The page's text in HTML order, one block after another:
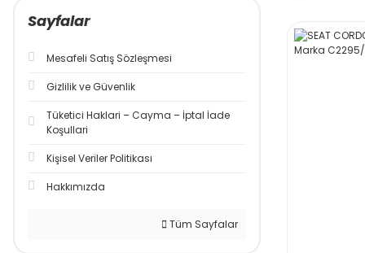
CONTİNENTAL (3)
NGK (3)
TOTAL (3)
Sayfalar
Mesafeli Satış Sözleşmesi
Gizlilik ve Güvenlik
Tüketici Haklari – Cayma – İptal İade
Koşullari
Kişisel Veriler Politikası
Hakkımızda
Tüm Sayfalar